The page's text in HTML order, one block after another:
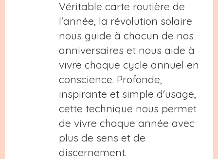
Véritable carte routière de
l'année, la révolution solaire
nous guide à chacun de nos
anniversaires et nous aide à
vivre chaque cycle annuel en
conscience. Profonde,
inspirante et simple d'usage,
cette technique nous permet
de vivre chaque année avec
plus de sens et de
discernement.